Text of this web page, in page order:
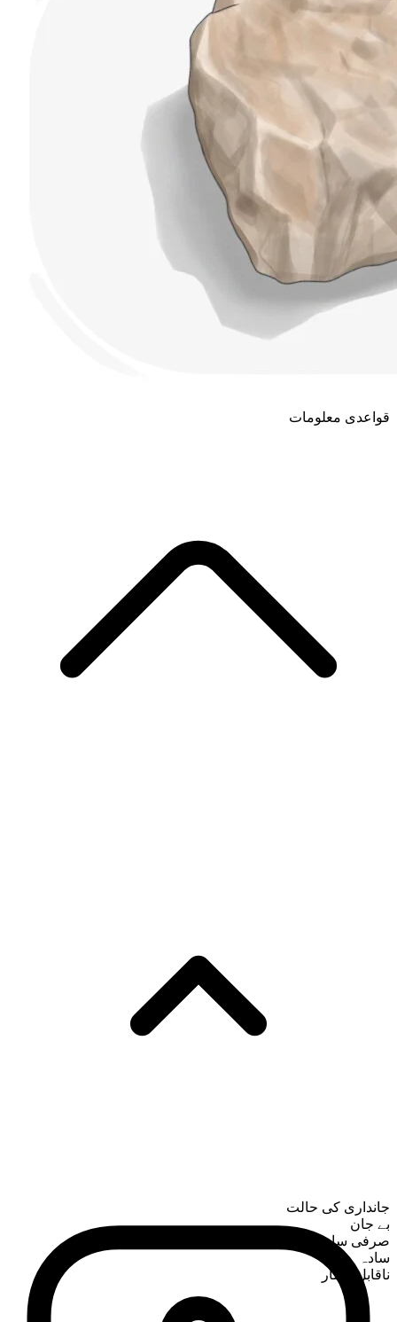
قواعدی معلومات
جانداری کی حالت
بے جان
صرفی ساخت
سادہ
ناقابلِ شمار